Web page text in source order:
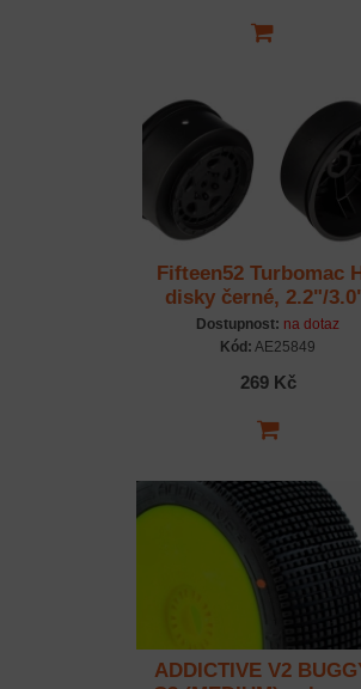
Fifteen52 Turbomac
disky černé, 2.2"/
+3mm offset
Dostupnost: na dotaz
Kód: AE25849
269 Kč
ADDICTIVE V2